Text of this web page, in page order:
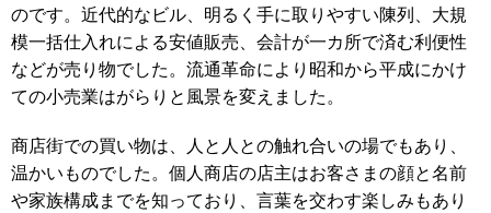
のです。近代的なビル、明るく手に取りやすい陳列、大規
模一括仕入れによる安値販売、会計が一カ所で済む利便性
などが売り物でした。流通革命により昭和から平成にかけ
ての小売業はがらりと風景を変えました。
商店街での買い物は、人と人との触れ合いの場でもあり、
温かいものでした。個人商店の店主はお客さまの顔と名前
や家族構成までを知っており、言葉を交わす楽しみもあり